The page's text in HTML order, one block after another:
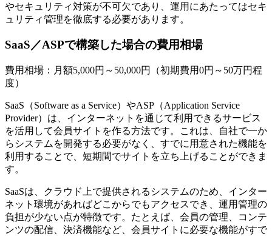
やセキュリティ対策が不可欠であり、運用にあたってはセキ
ュリティ管理を徹底する必要があります。
SaaS／ASPで構築した場合の費用相場
費用相場：月額5,000円～50,000円（初期費用0円～50万円程
度）
SaaS（Software as a Service）やASP（Application Service
Provider）は、インターネットを通じて利用できるサービス
を活用して会員サイトを作る方法です。これは、自社で一か
らシステムを開発する必要がなく、すでに用意された機能を
利用することで、短期間でサイトを立ち上げることができま
す。
SaaSは、クラウド上で提供されるシステムのため、インター
ネット環境があればどこからでもアクセスでき、運用管理の
負担が少ない点が特徴です。たとえば、会員の管理、コンテ
ンツの配信、決済機能など、会員サイトに必要な機能がすで